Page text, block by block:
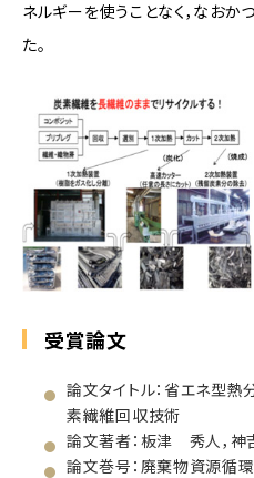
ネルギーを使うことなく，なおか
た。
受賞論文
論文タイトル：省エネ型
素繊維回収技術
論文著者：板津 秀人，
論文巻号：廃棄物資源循